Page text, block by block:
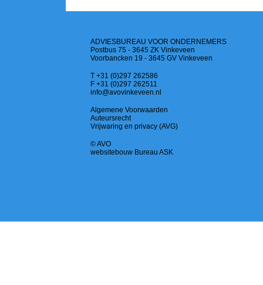
ADVIESBUREAU VOOR ONDERNEMERS
Postbus 75 - 3645 ZK Vinkeveen
Voorbancken 19 - 3645 GV Vinkeveen
T +31 (0)297 262586
F +31 (0)297 262511
info@avovinkeveen.nl
Algemene Voorwaarden
Auteursrecht
Vrijwaring en privacy (AVG)
© AVO
websitebouw Bureau ASK